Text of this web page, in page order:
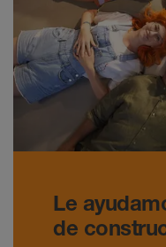
Le
de